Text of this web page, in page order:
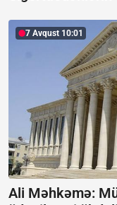
7 Avqust 10:01
Ali Məhkəmə: